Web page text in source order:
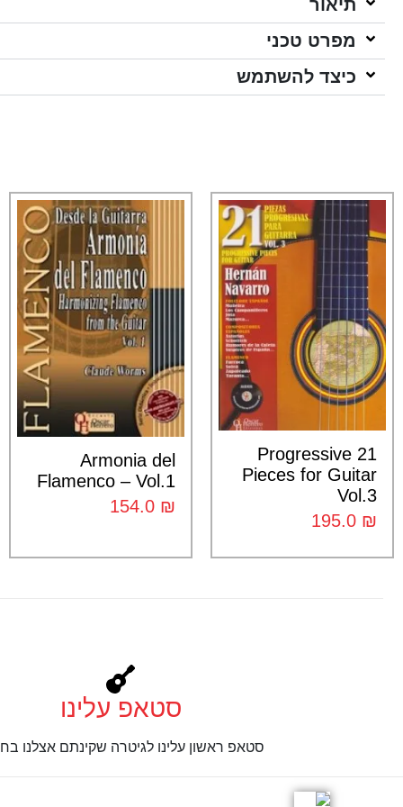
תיאור
מפרט טכני
כיצד להשתמש
21 Progressive
Pieces for Guitar
Vol.3
₪
Armonia del
Flamenco – Vol.1
₪
סטאפ עלינו
סטאפ ראשון עלינו לגיטרה שקינתם אצלנו